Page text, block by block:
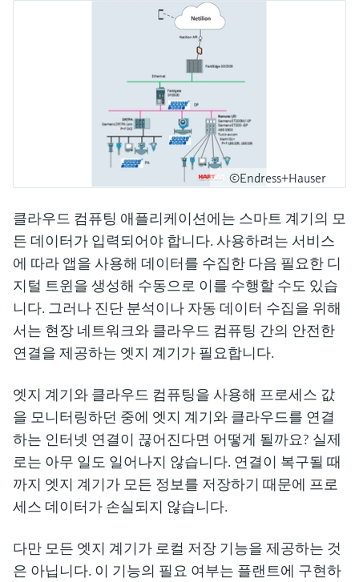
©Endress+Hauser
클라우드 컴퓨팅 애플리케이션에는 스마트 계기의 모
든 데이터가 입력되어야 합니다. 사용하려는 서비스
에 따라 앱을 사용해 데이터를 수집한 다음 필요한 디
지털 트윈을 생성해 수동으로 이를 수행할 수도 있습
니다. 그러나 진단 분석이나 자동 데이터 수집을 위해
서는 현장 네트워크와 클라우드 컴퓨팅 간의 안전한
연결을 제공하는 엣지 계기가 필요합니다.
엣지 계기와 클라우드 컴퓨팅을 사용해 프로세스 값
을 모니터링하던 중에 엣지 계기와 클라우드를 연결
하는 인터넷 연결이 끊어진다면 어떻게 될까요? 실제
로는 아무 일도 일어나지 않습니다. 연결이 복구될 때
까지 엣지 계기가 모든 정보를 저장하기 때문에 프로
세스 데이터가 손실되지 않습니다.
다만 모든 엣지 계기가 로컬 저장 기능을 제공하는 것
은 아닙니다. 이 기능의 필요 여부는 플랜트에 구현하